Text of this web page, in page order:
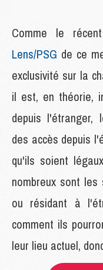
Comme le
Lens/PSG de ce
exclusivité sur la
il est, en théorie,
depuis l'étranger,
des accès depuis
qu'ils soient
nombreux sont les
ou résidant à
comment ils
leur lieu actuel,